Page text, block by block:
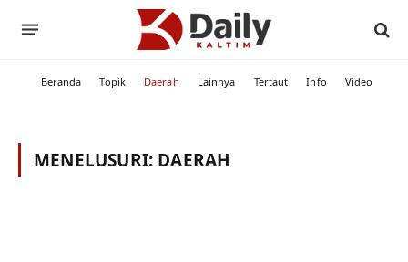
Beranda Topik Daerah Lainnya Tertaut Info Video
MENELUSURI: DAERAH